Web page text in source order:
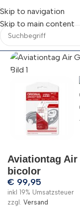
Skip to navigation
Skip to main content
Aviationtag Air
bicolor
€ 99,95
inkl 19% Umsatzsteuer
zzgl. Versand